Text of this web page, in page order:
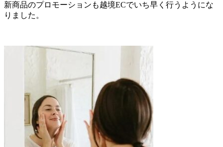
新商品のプロモーションも越境ECでいち早く行うようにな
りました。